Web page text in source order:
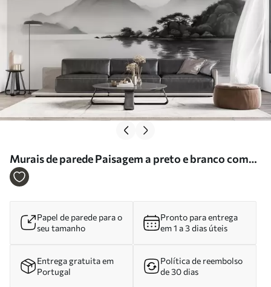
Murais de parede Paisagem a preto e branco com
montanhas e um lago envoltos numa névoa suave
Papel de parede para o
seu tamanho
Pronto para entrega
em 1 a 3 dias úteis
Entrega gratuita em
Portugal
Política de reembolso
de 30 dias